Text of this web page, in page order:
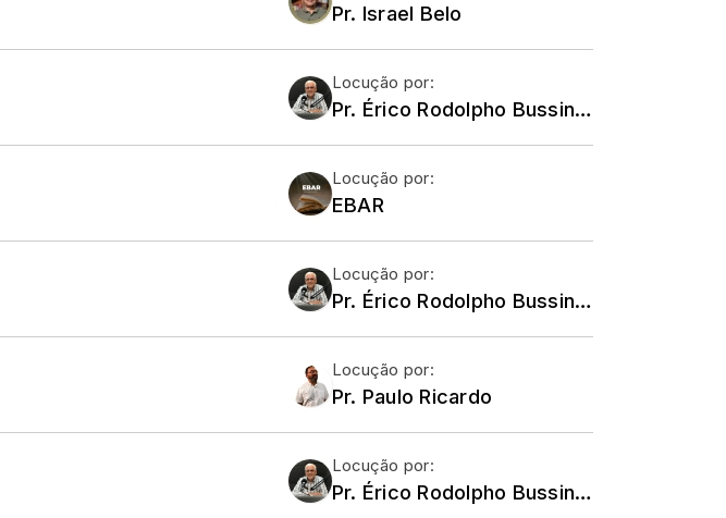
Pr. Israel Belo
Locução por:
Pr. Érico Rodolpho Bussinger - Comunidade Ramá
Locução por:
EBAR
Locução por:
Pr. Érico Rodolpho Bussinger - Comunidade Ramá
Locução por:
Pr. Paulo Ricardo
Locução por:
Pr. Érico Rodolpho Bussinger - Comunidade Ramá